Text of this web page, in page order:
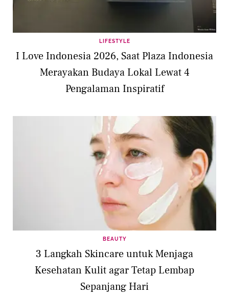
LIFESTYLE
I Love Indonesia 2026, Saat Plaza Indonesia
Merayakan Budaya Lokal Lewat 4
Pengalaman Inspiratif
BEAUTY
3 Langkah Skincare untuk Menjaga
Kesehatan Kulit agar Tetap Lembap
Sepanjang Hari